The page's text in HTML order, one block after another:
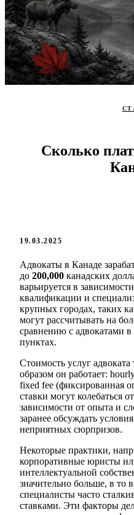
Сколько
19.03.2025
Адвокаты в Канаде
до 200,000 канадских
варьируется в
квалификации и
крупных городах, таких
могут рассчитывать на
сравнению с адвокатами
пунктах.
Стоимость услуг
образом он работает:
fixed fee (фиксированная
ставки могут колебаться от
зависимости от опыта и
заранее обсуждать
неприятных сюрпризов.
Некоторые практики,
корпоративные юристы
интеллектуальной
значительно больше, в то
специалисты часто
ставками. Эти факторы